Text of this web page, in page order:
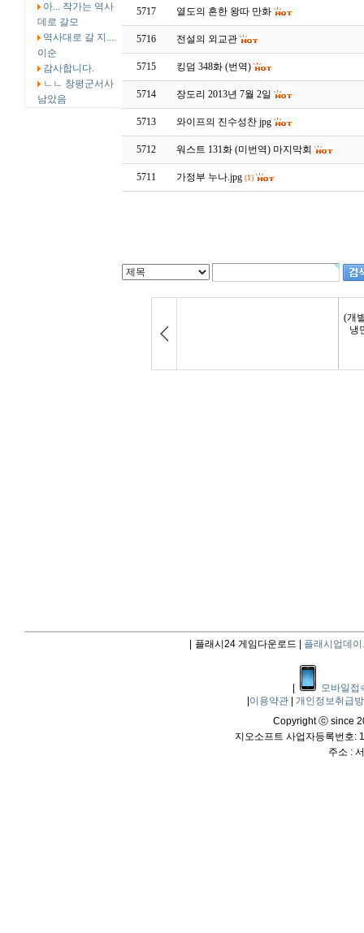
아... 작가는 역사
데로 갈모
역사대로 갈 지....
이순
감사합니다.
ㄴㄴ 창평군서사
남았음
5717 열도의 흔한 왕따 만화
5716 전설의 외교관
5715 킹덤 348화 (번역)
5714 장도리 2013년 7월 2일
5713 와이프의 진수성찬 jpg
5712 워스트 131화 (미번역) 마지막회
5711 가정부 누나.jpg (1)
플래시24 게임다운로드 | 플래시업데이
모바일접
이용약관
개인정보취급
Copyright ⓒ since
지오소프트 사업자등록번호:
주소 :